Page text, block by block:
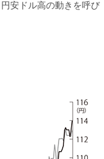
安ドル高の動きを呼び